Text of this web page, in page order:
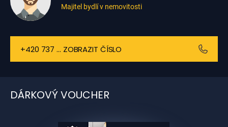
Majitel bydlí v nemovitosti
+420 737 ... ZOBRAZIT ČÍSLO
DÁRKOVÝ VOUCHER